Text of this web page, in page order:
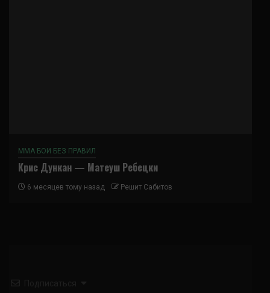
ММА БОИ БЕЗ ПРАВИЛ
Крис Дункан — Матеуш Ребецки
6 месяцев тому назад Решит Сабитов